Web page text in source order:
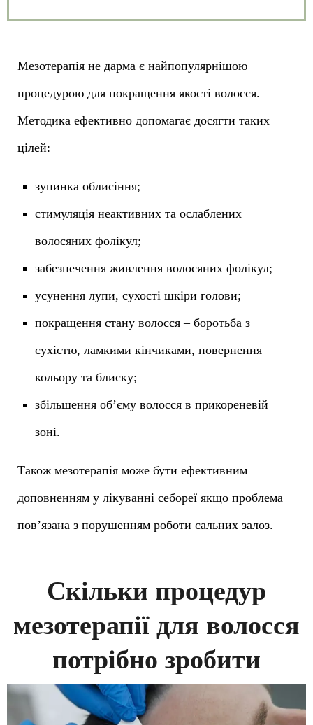
Мезотерапія не дарма є найпопулярнішою
процедурою для покращення якості волосся.
Методика ефективно допомагає досягти таких
цілей:
зупинка облисіння;
стимуляція неактивних та ослаблених
волосяних фолікул;
забезпечення живлення волосяних фолікул;
усунення лупи, сухості шкіри голови;
покращення стану волосся – боротьба з
сухістю, ламкими кінчиками, повернення
кольору та блиску;
збільшення об’єму волосся в прикореневій
зоні.
Також мезотерапія може бути ефективним
доповненням у лікуванні себореї якщо проблема
пов’язана з порушенням роботи сальних залоз.
Скільки процедур
мезотерапії для волосся
потрібно зробити